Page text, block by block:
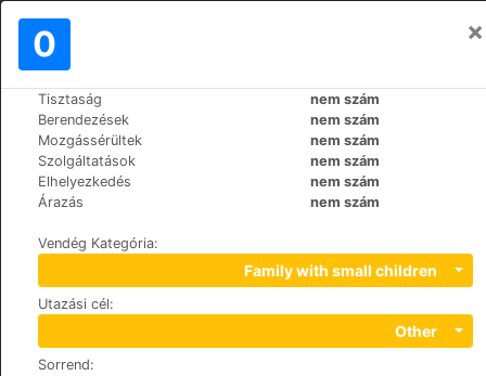
0 ×
Tisztaság
nem szám
Berendezések
nem szám
Mozgássérültek
nem szám
Szolgáltatások
nem szám
Elhelyezkedés
nem szám
Árazás
nem szám
Vendég Kategória:
Family with small children
Utazási cél:
Other
Sorrend:
Világ>Maldives
Hibaru Fishing Lodge
Dhigu Magu, 06060